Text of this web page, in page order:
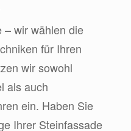
– wir wählen die
für Ihren
wir sowohl
als auch
ein. Haben Sie
Ihrer Steinfassade